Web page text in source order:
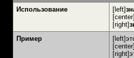
Использование [left]
[center]
[right]
Пример